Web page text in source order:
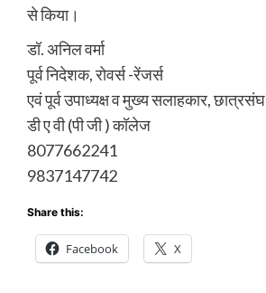
से किया।
डॉ. अनिल वर्मा
पूर्व निदेशक, रोवर्स -रेंजर्स
एवं पूर्व उपाध्यक्ष व मुख्य सलाहकार, छात्रसंघ
डी ए वी (पी जी ) कॉलेज
8077662241
9837147742
Share this:
Facebook X